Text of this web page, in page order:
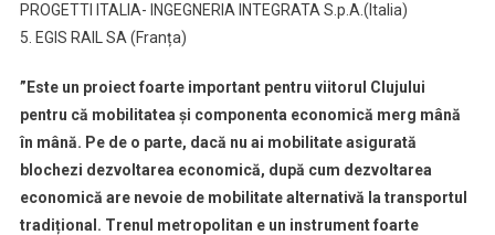
PROGETTI ITALIA- INGEGNERIA INTEGRATA S.p.A.(Italia)
5. EGIS RAIL SA (Franța)
”Este un proiect foarte important pentru viitorul Clujului
pentru că mobilitatea și componenta economică merg mână
în mână. Pe de o parte, dacă nu ai mobilitate asigurată
blochezi dezvoltarea economică, după cum dezvoltarea
economică are nevoie de mobilitate alternativă la transportul
tradițional. Trenul metropolitan e un instrument foarte